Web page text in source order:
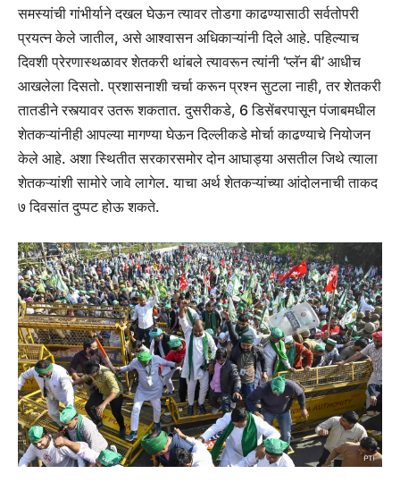
समस्यांची गांभीर्याने दखल घेऊन त्यावर तोडगा काढण्यासाठी सर्वतोपरी
प्रयत्न केले जातील, असे आश्वासन अधिकाऱ्यांनी दिले आहे. पहिल्याच
दिवशी प्रेरणास्थळावर शेतकरी थांबले त्यावरून त्यांनी ‘प्लॅन बी’ आधीच
आखलेला दिसतो. प्रशासनाशी चर्चा करून प्रश्न सुटला नाही, तर शेतकरी
तातडीने रस्त्यावर उतरू शकतात. दुसरीकडे, 6 डिसेंबरपासून पंजाबमधील
शेतकऱ्यांनीही आपल्या मागण्या घेऊन दिल्लीकडे मोर्चा काढण्याचे नियोजन
केले आहे. अशा स्थितीत सरकारसमोर दोन आघाड्या असतील जिथे त्याला
शेतकऱ्यांशी सामोरे जावे लागेल. याचा अर्थ शेतकऱ्यांच्या आंदोलनाची ताकद
७ दिवसांत दुप्पट होऊ शकते.